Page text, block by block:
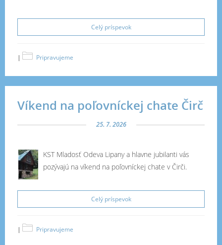
Celý príspevok
| Pripravujeme
Víkend na poľovníckej chate Čirč
25. 7. 2026
KST Mladosť Odeva Lipany a hlavne jubilanti vás
pozývajú na víkend na poľovníckej chate v Čirči.
Celý príspevok
| Pripravujeme